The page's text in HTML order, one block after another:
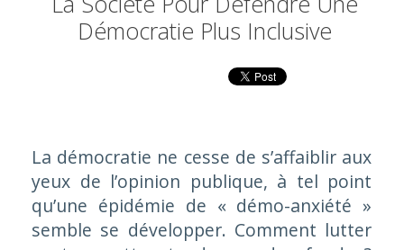
Démocratie Plus Inclusive
La démocratie ne cesse de s’affaiblir aux
yeux de l’opinion publique, à tel point
qu’une épidémie de « démo-anxiété »
semble se développer. Comment lutter